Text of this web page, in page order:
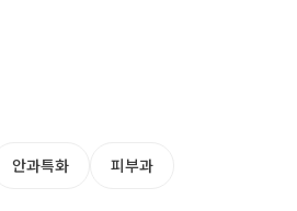
안과특화 피부과